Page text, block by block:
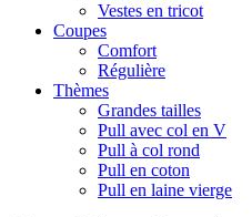
Vestes en tricot
Coupes
Comfort
Régulière
Thèmes
Grandes tailles
Pull avec col en V
Pull à col rond
Pull en coton
Pull en laine vierge